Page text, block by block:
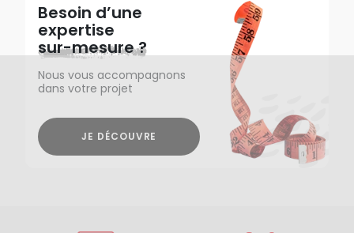
Besoin d’une
expertise
sur-mesure ?
Nous vous accompagnons
dans votre projet
JE DÉCOUVRE